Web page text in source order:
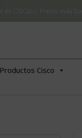
Productos Cisco